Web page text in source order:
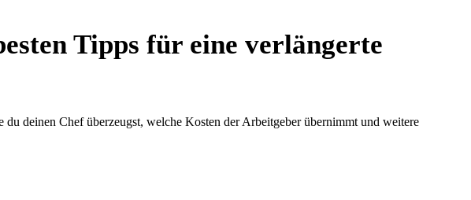
Tipps für eine verlängerte
deinen Chef überzeugst, welche Kosten der Arbeitgeber übernimmt und weitere